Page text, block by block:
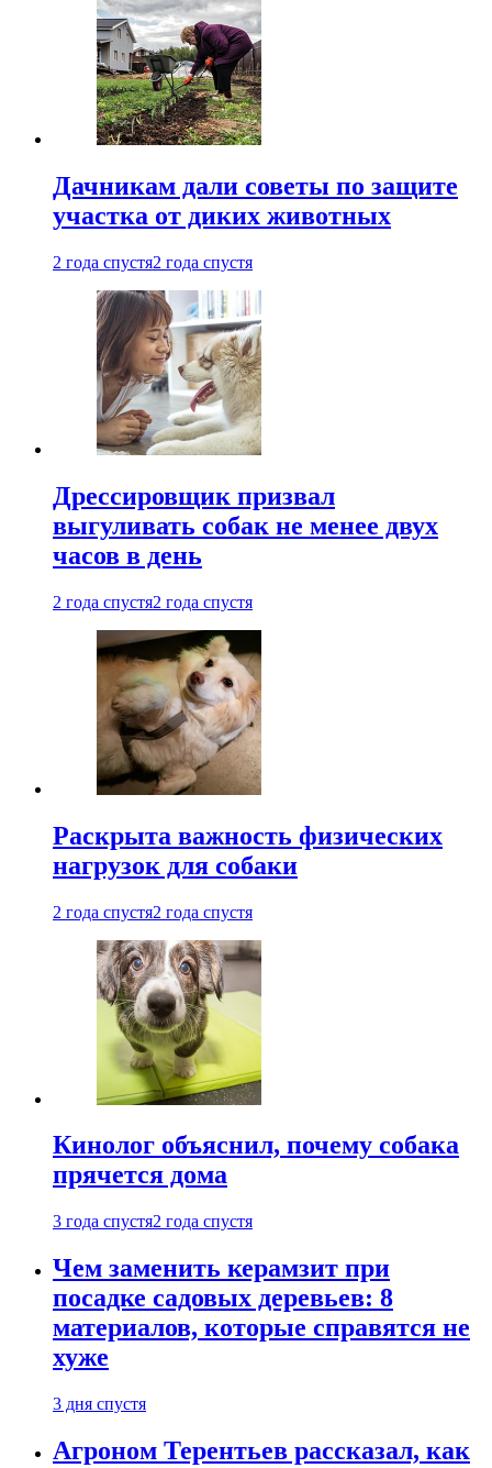
Дачникам дали советы по защите
участка от диких животных
2 года спустя2 года спустя
Дрессировщик призвал
выгуливать собак не менее двух
часов в день
2 года спустя2 года спустя
Раскрыта важность физических
нагрузок для собаки
2 года спустя2 года спустя
Кинолог объяснил, почему собака
прячется дома
3 года спустя2 года спустя
Чем заменить керамзит при
посадке садовых деревьев: 8
материалов, которые справятся не
хуже
3 дня спустя
Агроном Терентьев рассказал, как